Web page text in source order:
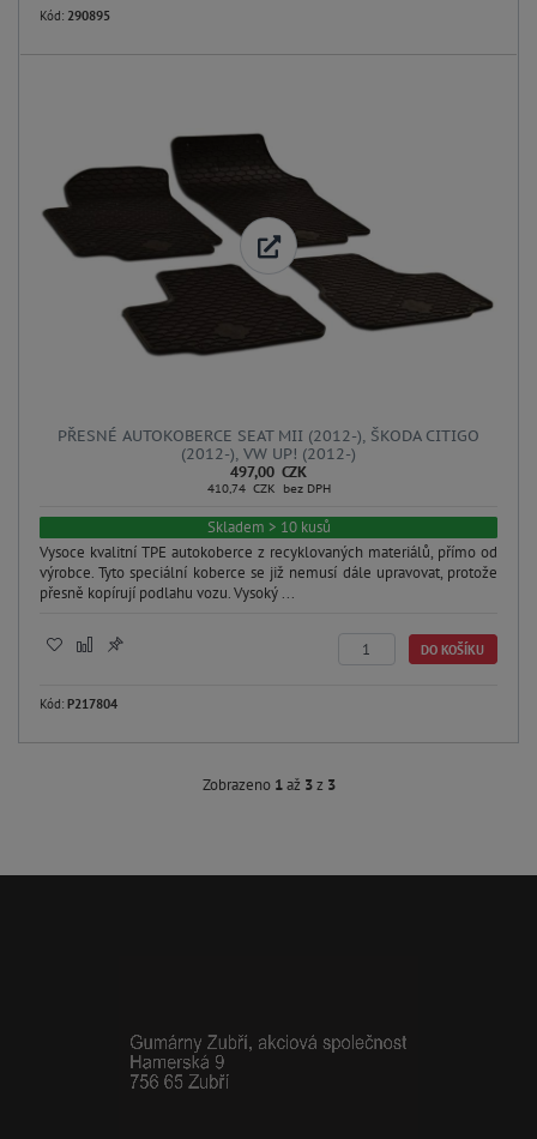
Kód: 290895
PŘESNÉ AUTOKOBERCE SEAT MII (2012-), ŠKODA CITIGO
(2012-), VW UP! (2012-)
497,00 CZK
410,74 CZK bez DPH
Skladem > 10 kusů
Vysoce kvalitní TPE autokoberce z recyklovaných materiálů, přímo od
výrobce. Tyto speciální koberce se již nemusí dále upravovat, protože
přesně kopírují podlahu vozu. Vysoký ...
DO KOŠÍKU
Kód: P217804
Zobrazeno 1až 3z 3